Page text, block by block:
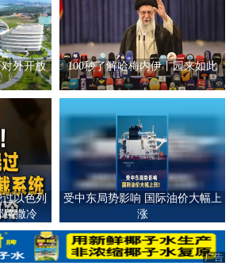
外开放 100秒了解哈梅内伊丨园来如此
以色列
路撒冷
受中东局势影响 国际油价大幅上
涨
广告